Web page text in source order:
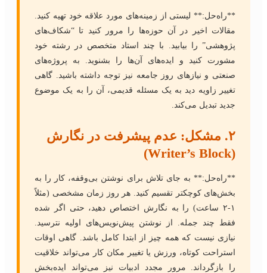
**راه‌حل:** لیستی از زمینه‌های مورد علاقه خود تهیه کنید.
مقالات اخیر در آن حوزه‌ها را مرور کنید تا “شکاف‌های
پژوهشی” را بیابید. با چند استاد متخصص در رشته خود
مشورت کنید و ایده‌های آن‌ها را بشنوید. به پروژه‌های
صنعتی و نیازهای روز جامعه نیز توجه داشته باشید. گاهی
تغییر زاویه دید به یک مسئله قدیمی، آن را به یک موضوع
جدید تبدیل می‌کند.
۲. مشکل: عدم پیشرفت در نگارش
(Writer’s Block)
**راه‌حل:** به جای تلاش برای نوشتن بی‌وقفه، کار را به
بخش‌های کوچکتر تقسیم کنید. هر روز زمان مشخصی (مثلاً
۱-۲ ساعت) را به نگارش اختصاص دهید، حتی اگر شده
فقط چند جمله. از نوشتن پیش‌نویس‌های اولیه نترسید.
نیازی نیست که همه چیز از ابتدا کامل باشد. گاهی اوقات
استراحت کوتاه، ورزش یا تغییر مکان کار می‌تواند خلاقیت
را بازگرداند. مرور مجدد ادبیات نیز می‌تواند ایده‌بخش